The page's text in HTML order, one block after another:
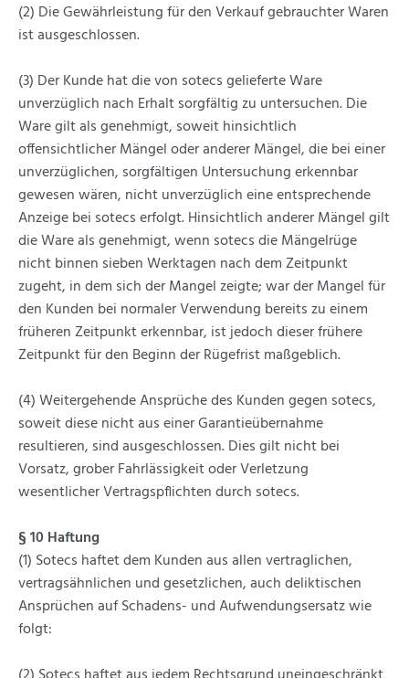
(2) Die Gewährleistung für den Verkauf gebrauchter Waren
ist ausgeschlossen.
(3) Der Kunde hat die von sotecs gelieferte Ware
unverzüglich nach Erhalt sorgfältig zu untersuchen. Die
Ware gilt als genehmigt, soweit hinsichtlich
offensichtlicher Mängel oder anderer Mängel, die bei einer
unverzüglichen, sorgfältigen Untersuchung erkennbar
gewesen wären, nicht unverzüglich eine entsprechende
Anzeige bei sotecs erfolgt. Hinsichtlich anderer Mängel gilt
die Ware als genehmigt, wenn sotecs die Mängelrüge
nicht binnen sieben Werktagen nach dem Zeitpunkt
zugeht, in dem sich der Mangel zeigte; war der Mangel für
den Kunden bei normaler Verwendung bereits zu einem
früheren Zeitpunkt erkennbar, ist jedoch dieser frühere
Zeitpunkt für den Beginn der Rügefrist maßgeblich.
(4) Weitergehende Ansprüche des Kunden gegen sotecs,
soweit diese nicht aus einer Garantieübernahme
resultieren, sind ausgeschlossen. Dies gilt nicht bei
Vorsatz, grober Fahrlässigkeit oder Verletzung
wesentlicher Vertragspflichten durch sotecs.
§ 10 Haftung
(1) Sotecs haftet dem Kunden aus allen vertraglichen,
vertragsähnlichen und gesetzlichen, auch deliktischen
Ansprüchen auf Schadens- und Aufwendungsersatz wie
folgt: